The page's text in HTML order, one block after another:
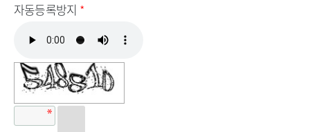
자동등록방지 *